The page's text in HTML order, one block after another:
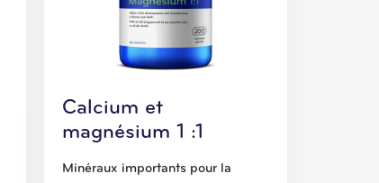
Calcium et
magnésium 1 :1
Minéraux importants pour la